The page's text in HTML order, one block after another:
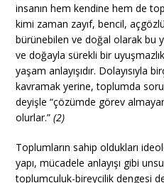
insanın hem kendine hem de
kimi zaman zayıf, bencil,
bürünebilen ve doğal olarak bu
ve doğayla sürekli bir
yaşam anlayışıdır. Dolayısıyla
kavramak yerine, toplumda
deyişle “çözümde görev
olurlar.” (2)
Toplumların sahip oldukları
yapı, mücadele anlayışı gibi
toplumculuk-bireycilik dengesi